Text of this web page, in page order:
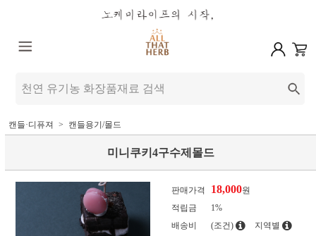
캔들·디퓨져 캔들용기/몰드
미니쿠키4구수제몰드
판매가격 18,000원
적립금
1%
배송비
(조건) 지역별